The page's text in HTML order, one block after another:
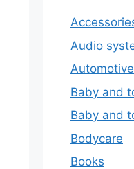
Audio
Automotive
Baby and
Baby and
Bodycare
Books